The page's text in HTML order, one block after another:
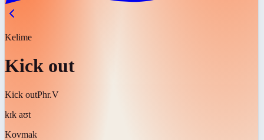
Kelime
Kick out
Kick outPhr.V
kɪk aʊt
Kovmak